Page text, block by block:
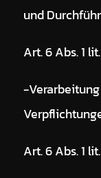
und
Art. 6 Abs. 1
-
Art. 6 Abs. 1